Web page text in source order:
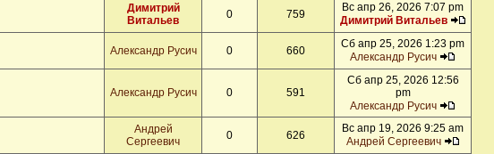
Димитрий
Витальев
0 759
Вс апр 26, 2026 7:07 pm
Димитрий Витальев
Александр Русич 0 660
Сб апр 25, 2026 1:23 pm
Александр Русич
Александр Русич 0 591
Сб апр 25, 2026 12:56
pm
Александр Русич
Андрей
Сергеевич
0 626
Вс апр 19, 2026 9:25 am
Андрей Сергеевич